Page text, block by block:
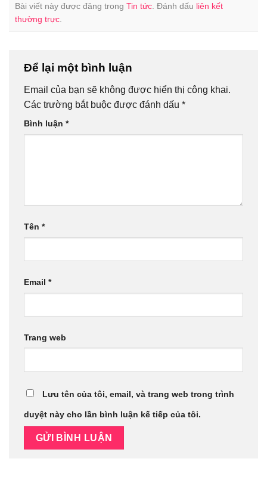
Bài viết này được đăng trong Tin tức . Đánh dấu liên kết
thường trực
Để lại một bình luận
Email của bạn sẽ không được hiển thị công khai.
Các trường bắt buộc được đánh dấu *
Bình luận *
Tên *
Email *
Trang web
Lưu tên của tôi, email, và trang web trong trình
duyệt này cho lần bình luận kế tiếp của tôi.